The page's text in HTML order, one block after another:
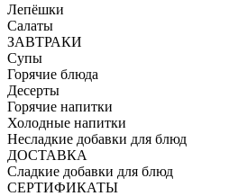
Лепёшки
Салаты
ЗАВТРАКИ
Супы
Горячие блюда
Десерты
Горячие напитки
Холодные напитки
Несладкие добавки для блюд
ДОСТАВКА
Сладкие добавки для блюд
СЕРТИФИКАТЫ